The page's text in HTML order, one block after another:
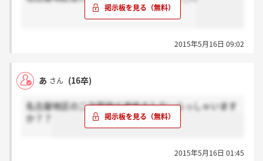
2015年5月16日 09:02
あ さん (16卒)
名古屋地区の二次面接の連絡きた方いらっしゃいます
か？？
2015年5月16日 01:45